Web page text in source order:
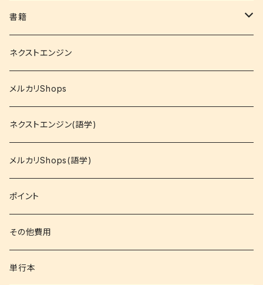
書籍
関西大学テキスト
就活
資格
コミック
文庫
その他書籍
書籍以外
ネクストエンジン
メルカリShops
ネクストエンジン(語学)
メルカリShops(語学)
ポイント
その他費用
単行本